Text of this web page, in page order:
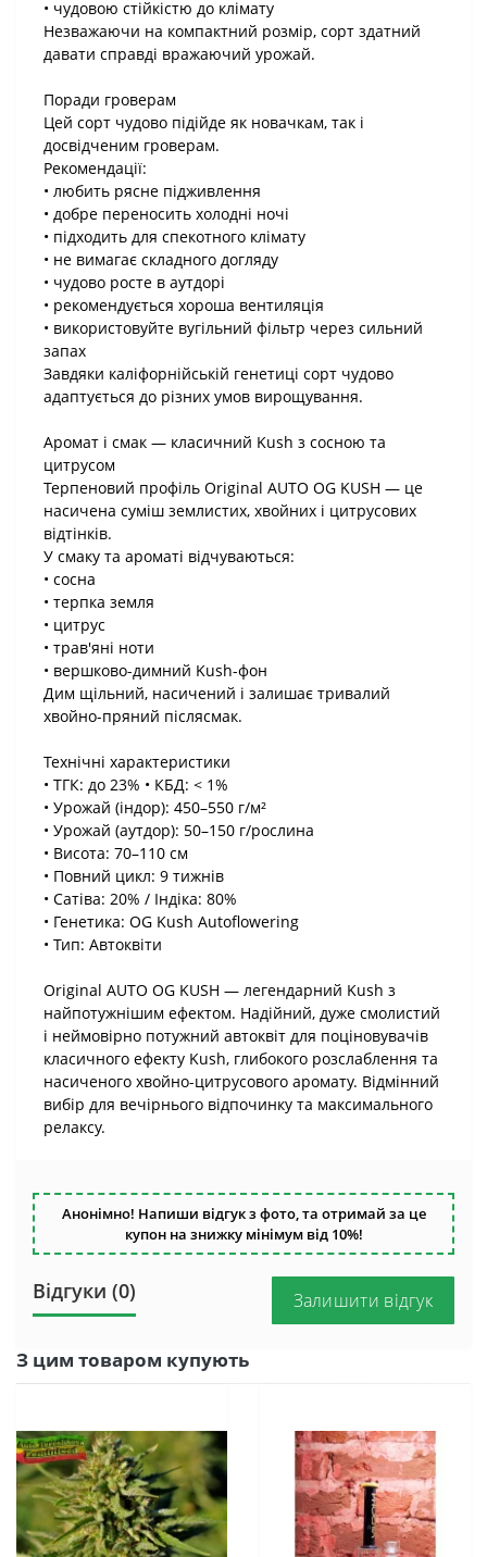
• чудовою стійкістю до клімату
Незважаючи на компактний розмір, сорт здатний
давати справді вражаючий урожай.
Поради гроверам
Цей сорт чудово підійде як новачкам, так і
досвідченим гроверам.
Рекомендації:
• любить рясне підживлення
• добре переносить холодні ночі
• підходить для спекотного клімату
• не вимагає складного догляду
• чудово росте в аутдорі
• рекомендується хороша вентиляція
• використовуйте вугільний фільтр через сильний
запах
Завдяки каліфорнійській генетиці сорт чудово
адаптується до різних умов вирощування.
Аромат і смак — класичний Kush з сосною та
цитрусом
Терпеновий профіль Original AUTO OG KUSH — це
насичена суміш землистих, хвойних і цитрусових
відтінків.
У смаку та ароматі відчуваються:
• сосна
• терпка земля
• цитрус
• трав'яні ноти
• вершково-димний Kush-фон
Дим щільний, насичений і залишає тривалий
хвойно-пряний післясмак.
Технічні характеристики
• ТГК: до 23% • КБД: < 1%
• Урожай (індор): 450–550 г/м²
• Урожай (аутдор): 50–150 г/рослина
• Висота: 70–110 см
• Повний цикл: 9 тижнів
• Сатіва: 20% / Індіка: 80%
• Генетика: OG Kush Autoflowering
• Тип: Автоквіти
Original AUTO OG KUSH — легендарний Kush з
найпотужнішим ефектом. Надійний, дуже смолистий
і неймовірно потужний автоквіт для поціновувачів
класичного ефекту Kush, глибокого розслаблення та
насиченого хвойно-цитрусового аромату. Відмінний
вибір для вечірнього відпочинку та максимального
релаксу.
Анонімно! Напиши відгук з фото, та отримай за це
купон на знижку мінімум від 10%!
Відгуки (0) Залишити відгук
З цим товаром купують